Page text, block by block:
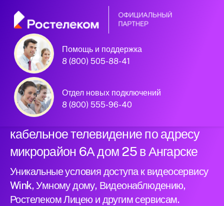
Помощь и поддержка
8 (800) 505-88-41
Отдел новых подключений
8 (800) 555-96-40
Официальный
партнер Ростелеком
Подключили новый интернет и
кабельное телевидение по адресу
микрорайон 6А дом 25 в Ангарске
Уникальные условия доступа к видеосервису
Wink, Умному дому, Видеонаблюдению,
Ростелеком Лицею и другим сервисам.